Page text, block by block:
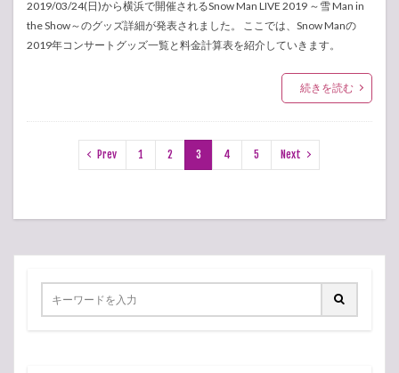
2019/03/24(日)から横浜で開催されるSnow Man LIVE 2019 ～雪 Man in
the Show～のグッズ詳細が発表されました。 ここでは、Snow Manの
2019年コンサートグッズ一覧と料金計算表を紹介していきます。
続きを読む
Prev 1 2 3 4 5 Next